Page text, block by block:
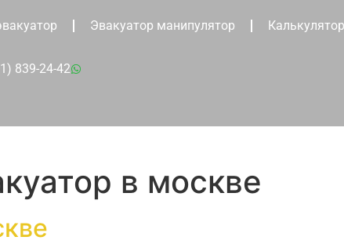
Эвакуатор манипулятор Калькулятор
839-24-42
в москве